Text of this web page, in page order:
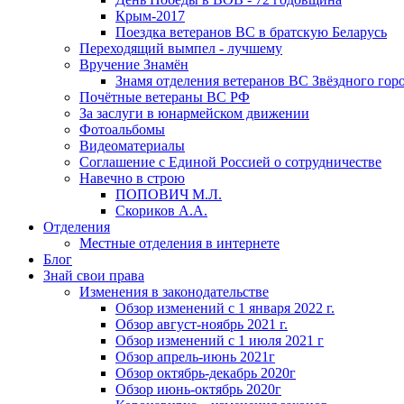
Крым-2017
Поездка ветеранов ВС в братскую Беларусь
Переходящий вымпел - лучшему
Вручение Знамён
Знамя отделения ветеранов ВС Звёздного
Почётные ветераны ВС РФ
За заслуги в юнармейском движении
Фотоальбомы
Видеоматериалы
Соглашение с Единой Россией о сотрудничестве
Навечно в строю
ПОПОВИЧ М.Л.
Скориков А.А.
Отделения
Местные отделения в интернете
Блог
Знай свои права
Изменения в законодательстве
Обзор изменений с 1 января 2022 г.
Обзор август-ноябрь 2021 г.
Обзор изменений с 1 июля 2021 г
Обзор апрель-июнь 2021г
Обзор октябрь-декабрь 2020г
Обзор июнь-октябрь 2020г